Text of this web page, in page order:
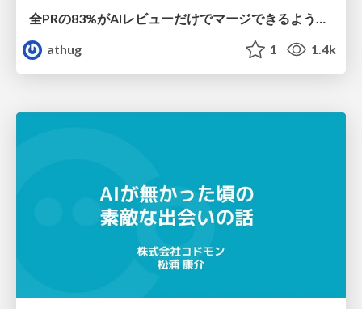
全PRの83%がAIレビューだけでマージできるようになった開発組織はその後どうなったか
athug
1 1.4k